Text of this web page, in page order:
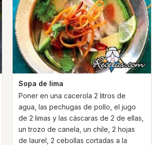
Sopa de lima
Poner en una cacerola 2 litros de
agua, las pechugas de pollo, el jugo
de 2 limas y las cáscaras de 2 de ellas,
un trozo de canela, un chile, 2 hojas
de laurel, 2 cebollas cortadas a la